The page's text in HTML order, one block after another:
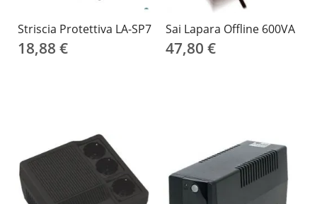
Striscia Protettiva LA-SP7
18,88 €
Sai Lapara Offline 600VA
47,80 €